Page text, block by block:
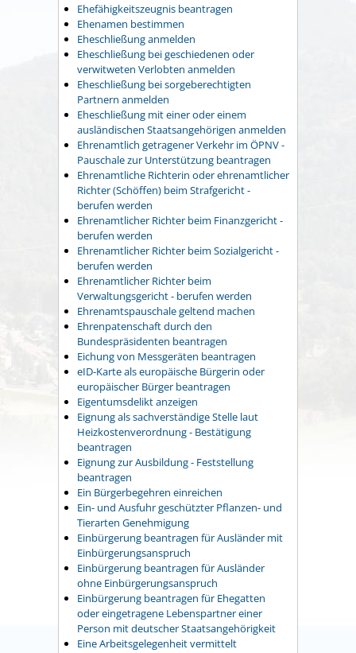
Ehefähigkeitszeugnis beantragen
Ehenamen bestimmen
Eheschließung anmelden
Eheschließung bei geschiedenen oder
verwitweten Verlobten anmelden
Eheschließung bei sorgeberechtigten
Partnern anmelden
Eheschließung mit einer oder einem
ausländischen Staatsangehörigen anmelden
Ehrenamtlich getragener Verkehr im ÖPNV -
Pauschale zur Unterstützung beantragen
Ehrenamtliche Richterin oder ehrenamtlicher
Richter (Schöffen) beim Strafgericht -
berufen werden
Ehrenamtlicher Richter beim Finanzgericht -
berufen werden
Ehrenamtlicher Richter beim Sozialgericht -
berufen werden
Ehrenamtlicher Richter beim
Verwaltungsgericht - berufen werden
Ehrenamtspauschale geltend machen
Ehrenpatenschaft durch den
Bundespräsidenten beantragen
Eichung von Messgeräten beantragen
eID-Karte als europäische Bürgerin oder
europäischer Bürger beantragen
Eigentumsdelikt anzeigen
Eignung als sachverständige Stelle laut
Heizkostenverordnung - Bestätigung
beantragen
Eignung zur Ausbildung - Feststellung
beantragen
Ein Bürgerbegehren einreichen
Ein- und Ausfuhr geschützter Pflanzen- und
Tierarten Genehmigung
Einbürgerung beantragen für Ausländer mit
Einbürgerungsanspruch
Einbürgerung beantragen für Ausländer
ohne Einbürgerungsanspruch
Einbürgerung beantragen für Ehegatten
oder eingetragene Lebenspartner einer
Person mit deutscher Staatsangehörigkeit
Eine Arbeitsgelegenheit vermittelt